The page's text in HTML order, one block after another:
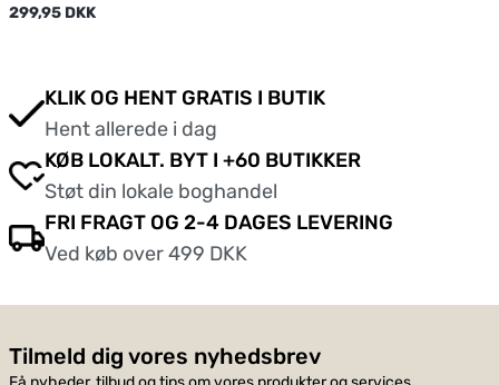
299,95 DKK
KLIK OG HENT GRATIS I BUTIK
Hent allerede i dag
KØB LOKALT. BYT I +60 BUTIKKER
Støt din lokale boghandel
FRI FRAGT OG 2-4 DAGES LEVERING
Ved køb over 499 DKK
Tilmeld dig vores nyhedsbrev